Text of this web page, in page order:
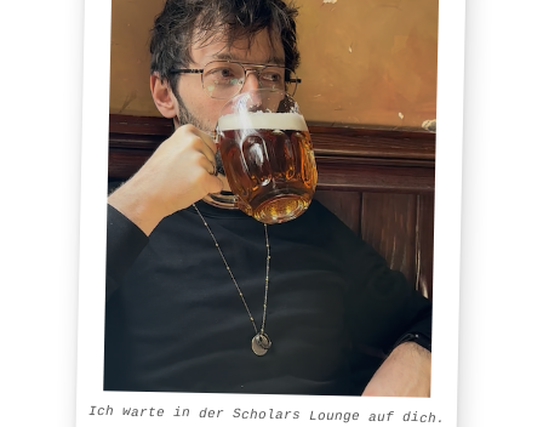
About.
Copywriting.
Portfolio.
Blog.
Newsletter.
Ich warte in der Scholars Lounge auf dich.